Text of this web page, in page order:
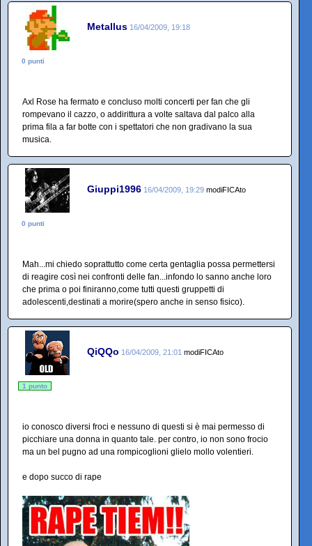
Metallus 16/04/2009, 19:18
0 punti
Axl Rose ha fermato e concluso molti concerti per fan che gli
rompevano il cazzo, o addirittura a volte saltava dal palco alla
prima fila a far botte con i spettatori che non gradivano la sua
musica.
Giuppi1996 16/04/2009, 19:29 modiFICAto
0 punti
Mah...mi chiedo soprattutto come certa gentaglia possa permettersi
di reagire così nei confronti delle fan...infondo lo sanno anche loro
che prima o poi finiranno,come tutti questi gruppetti di
adolescenti,destinati a morire(spero anche in senso fisico).
QiQQo 16/04/2009, 21:01 modiFICAto
1 punto
io conosco diversi froci e nessuno di questi si è mai permesso di
picchiare una donna in quanto tale. per contro, io non sono frocio
ma un bel pugno ad una rompicoglioni glielo mollo volentieri.
e dopo succo di rape